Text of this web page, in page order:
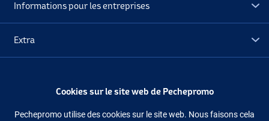
Informations pour les entreprises
Extra
Suivez-nous Facebook Instagram
Cookies sur le site web de Pechepromo
Pechepromo utilise des cookies sur le site web. Nous faisons cela